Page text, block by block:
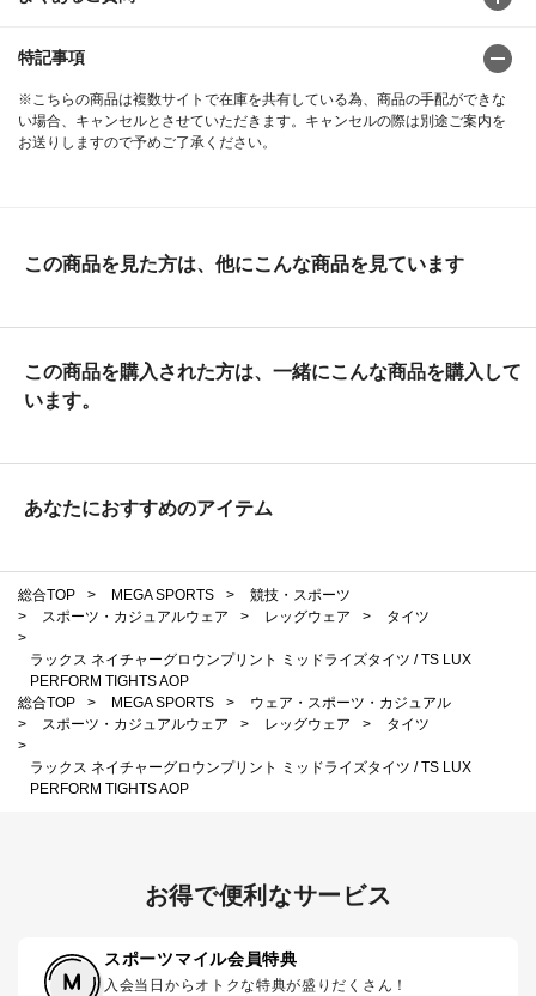
特記事項
※こちらの商品は複数サイトで在庫を共有している為、商品の手配ができな
い場合、キャンセルとさせていただきます。キャンセルの際は別途ご案内を
お送りしますので予めご了承ください。
この商品を見た方は、他にこんな商品を見ています
この商品を購入された方は、一緒にこんな商品を購入して
います。
あなたにおすすめのアイテム
総合TOP > MEGA SPORTS >
競技・スポーツ
>
スポーツ・カジュアルウェア > レッグウェア >
タイツ
>
ラックス ネイチャーグロウンプリント ミッドライズタイツ / TS LUX
PERFORM TIGHTS AOP
総合TOP
> MEGA SPORTS >
ウェア・スポーツ・カジュアル
>
スポーツ・カジュアルウェア > レッグウェア >
タイツ
>
ラックス ネイチャーグロウンプリント ミッドライズタイツ / TS LUX
PERFORM TIGHTS AOP
お得で便利なサービス
スポーツマイル会員特典
入会当日からオトクな特典が盛りだくさん！